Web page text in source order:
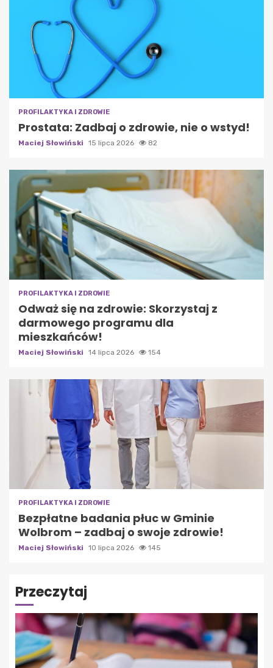
PROFILAKTYKA I ZDROWIE
Prostata: Zadbaj o zdrowie, nie o wstyd!
Maciej Słowiński 15 lipca 2026 82
PROFILAKTYKA I ZDROWIE
Odważ się na zdrowie: Skorzystaj z
darmowego programu dla
mieszkańców!
Maciej Słowiński 14 lipca 2026 154
PROFILAKTYKA I ZDROWIE
Bezpłatne badania płuc w Gminie
Wolbrom – zadbaj o swoje zdrowie!
Maciej Słowiński 10 lipca 2026 145
Przeczytaj